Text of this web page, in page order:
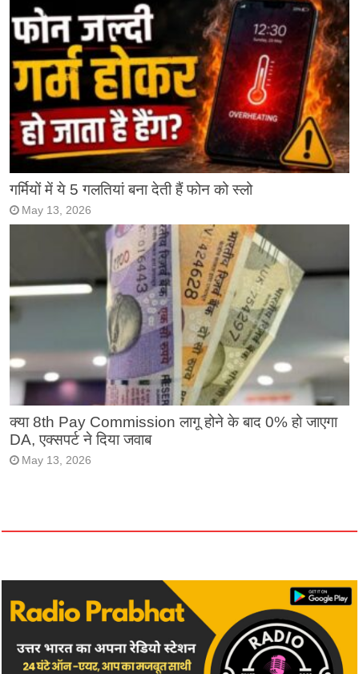
गर्मियों में ये 5 गलतियां बना देती हैं फोन को स्लो
May 13, 2026
क्या 8th Pay Commission लागू होने के बाद 0% हो जाएगा
DA, एक्सपर्ट ने दिया जवाब
May 13, 2026